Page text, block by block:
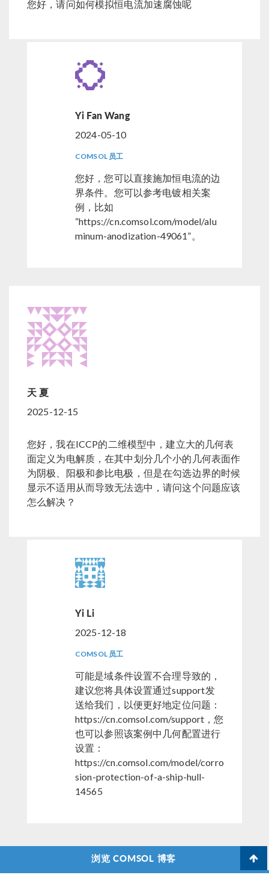
您好，请问如何模拟恒电流加速腐蚀呢
Yi Fan Wang
2024-05-10
COMSOL 员工
您好，您可以直接施加恒电流的边
界条件。您可以参考电镀相关案
例，比如
“https://cn.comsol.com/model/alu
minum-anodization-49061”。
天 夏
2025-12-15
您好，我在ICCP的二维模型中，建立大的几何表
面定义为电解质，在其中划分几个小的几何表面作
为阴极、阳极和参比电极，但是在勾选边界的时候
显示不适用从而导致无法选中，请问这个问题应该
怎么解决？
Yi Li
2025-12-18
COMSOL 员工
可能是域条件设置不合理导致的，
建议您将具体设置通过support发
送给我们，以便更好地定位问题：
https://cn.comsol.com/support，您
也可以参照该案例中几何配置进行
设置：
https://cn.comsol.com/model/corro
sion-protection-of-a-ship-hull-
14565
浏览 COMSOL 博客